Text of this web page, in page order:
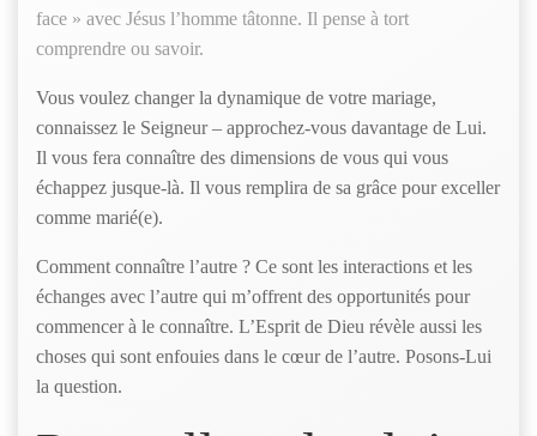
face » avec Jésus l’homme tâtonne. Il pense à tort
comprendre ou savoir.
Vous voulez changer la dynamique de votre mariage,
connaissez le Seigneur – approchez-vous davantage de Lui.
Il vous fera connaître des dimensions de vous qui vous
échappez jusque-là. Il vous remplira de sa grâce pour exceller
comme marié(e).
Comment connaître l’autre ? Ce sont les interactions et les
échanges avec l’autre qui m’offrent des opportunités pour
commencer à le connaître. L’Esprit de Dieu révèle aussi les
choses qui sont enfouies dans le cœur de l’autre. Posons-Lui
la question.